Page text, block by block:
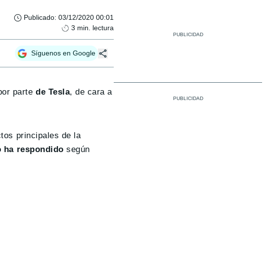
Publicado: 03/12/2020 00:01
3 min. lectura
Síguenos en Google
partede Tesla, de cara a
principales de la
ha respondido según